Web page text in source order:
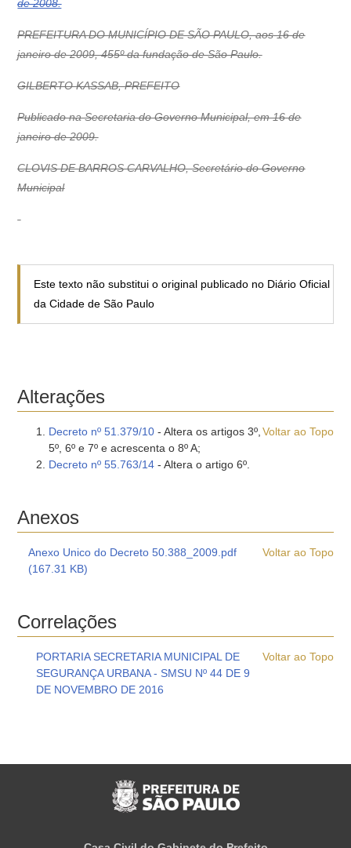
de 2008.
PREFEITURA DO MUNICÍPIO DE SÃO PAULO, aos 16 de
janeiro de 2009, 455º da fundação de São Paulo.
GILBERTO KASSAB, PREFEITO
Publicado na Secretaria do Governo Municipal, em 16 de
janeiro de 2009.
CLOVIS DE BARROS CARVALHO, Secretário do Governo
Municipal
Este texto não substitui o original publicado no Diário Oficial
da Cidade de São Paulo
Alterações
Voltar ao Topo
Decreto nº 51.379/10 - Altera os artigos 3º,
5º, 6º e 7º e acrescenta o 8º A;
Decreto nº 55.763/14 - Altera o artigo 6º.
Anexos
Voltar ao Topo
Anexo Unico do Decreto 50.388_2009.pdf
(167.31 KB)
Correlações
Voltar ao Topo
PORTARIA SECRETARIA MUNICIPAL DE
SEGURANÇA URBANA - SMSU Nº 44 DE 9
DE NOVEMBRO DE 2016